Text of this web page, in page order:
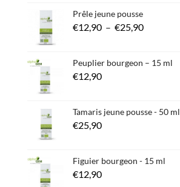
Prêle jeune pousse
€12,90 – €25,90Plage
prix :
€25,90
Peuplier bourgeon – 15 ml
€12,90
Tamaris jeune pousse - 50 ml
€25,90
Figuier bourgeon - 15 ml
€12,90